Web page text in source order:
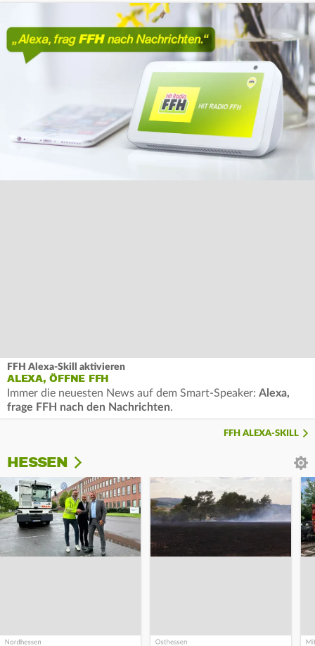
FFH Alexa-Skill aktivieren
ALEXA, ÖFFNE FFH
Immer die neuesten News auf dem Smart-Speaker: Alexa,
frage FFH nach den Nachrichten.
FFH ALEXA-SKILL
HESSEN